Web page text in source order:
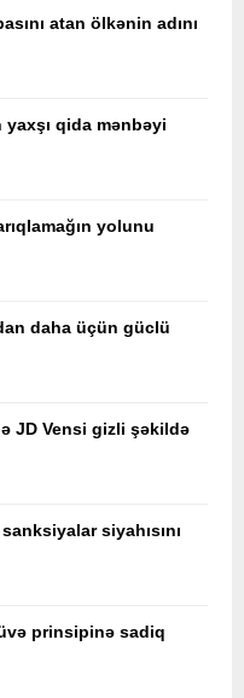
atan ölkənin adını
qida mənbəyi
yolunu
daha üçün güclü
JD Vensi gizli şəkildə
siyahısını
prinsipinə sadiq